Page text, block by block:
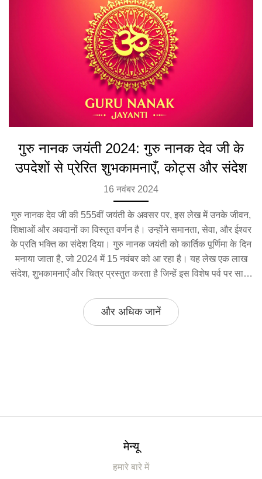
गुरु नानक जयंती 2024: गुरु नानक देव जी के
उपदेशों से प्रेरित शुभकामनाएँ, कोट्स और संदेश
16 नवंबर 2024
गुरु नानक देव जी की 555वीं जयंती के अवसर पर, इस लेख में उनके जीवन,
शिक्षाओं और अवदानों का विस्तृत वर्णन है। उन्होंने समानता, सेवा, और ईश्वर
के प्रति भक्ति का संदेश दिया। गुरु नानक जयंती को कार्तिक पूर्णिमा के दिन
मनाया जाता है, जो 2024 में 15 नवंबर को आ रहा है। यह लेख एक लाख
संदेश, शुभकामनाएँ और चित्र प्रस्तुत करता है जिन्हें इस विशेष पर्व पर साझा
और अधिक जानें
मेन्यू
हमारे बारे में